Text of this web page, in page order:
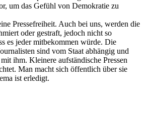
um das Gefühl von Demokratie zu
Pressefreiheit. Auch bei uns, werden die
oder gestraft, jedoch nicht so
es jeder mitbekommen würde. Die
sind vom Staat abhängig und
ihm. Kleinere aufständische Pressen
Man macht sich öffentlich über sie
ist erledigt.